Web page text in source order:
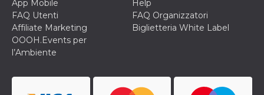
App Mobile
Help
FAQ Utenti
FAQ Organizzatori
Affiliate Marketing
Biglietteria White Label
OOOH.Events per
l’Ambiente